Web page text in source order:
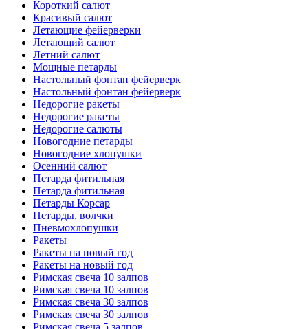
Короткий салют
Красивый салют
Летающие фейерверки
Летающий салют
Летний салют
Мощные петарды
Настольный фонтан фейерверк
Настольный фонтан фейерверк
Недорогие ракеты
Недорогие ракеты
Недорогие салюты
Новогодние петарды
Новогодние хлопушки
Осенний салют
Петарда фитильная
Петарда фитильная
Петарды Корсар
Петарды, волчки
Пневмохлопушки
Ракеты
Ракеты на новый год
Ракеты на новый год
Римская свеча 10 залпов
Римская свеча 10 залпов
Римская свеча 30 залпов
Римская свеча 30 залпов
Римская свеча 5 залпов